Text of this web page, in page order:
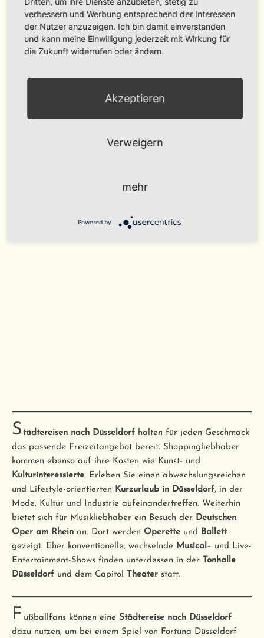
Übernachtungen im Hotel ebenso wie zumeist ein
reichhaltiges Frühstück und weitere Leistungen enthalten.
S tädtereisen nach Düsseldorfhalten für jeden Geschmack
das passende Freizeitangebot bereit. Shoppingliebhaber
kommen ebenso auf ihre Kosten wie Kunst- und
Kulturinteressierte. Erleben Sie einen abwechslungsreichen
und Lifestyle-orientierten Kurzurlaub in Düsseldorf, in der
Mode, Kultur und Industrie aufeinandertreffen. Weiterhin
bietet sich für Musikliebhaber ein Besuch der Deutschen
Oper am Rhein an. Dort werden Operette und
Ballett
gezeigt. Eher konventionelle, wechselnde Musical – und Live-
Entertainment-Shows finden unterdessen in der
Tonhalle
Düsseldorf und dem Capitol Theater statt.
F ußballfans können eine Städtereise nach Düsseldorf
dazu nutzen, um bei einem Spiel von Fortuna Düsseldorf
verbessern und Werbung entsprechend der Interessen
der Nutzer anzuzeigen. Ich bin damit einverstanden
und kann meine Einwilligung jederzeit mit Wirkung für
die Zukunft widerrufen oder ändern.
Akzeptieren
Verweigern
mehr
Powered by